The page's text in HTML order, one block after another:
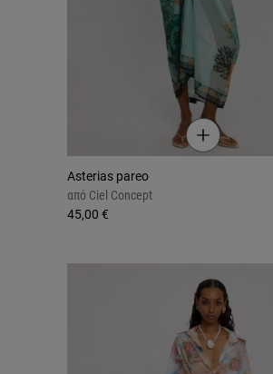
Asterias pareo
από Ciel Concept
45,00 €